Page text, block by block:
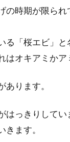
の時期が限ら
る「桜エビ」
はオキアミかア
あります。
はっきりしてい
きます。